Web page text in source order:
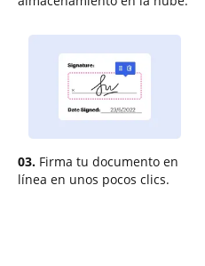
03. Firma tu documento en
línea en unos pocos clics.